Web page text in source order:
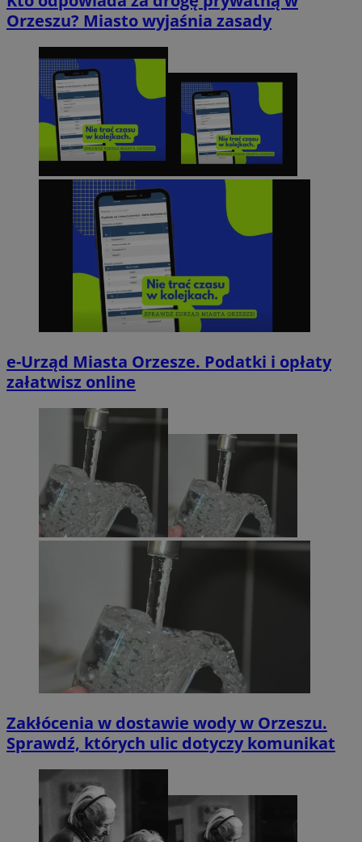
Orzeszu? Miasto wyjaśnia zasady
e-Urząd Miasta Orzesze. Podatki i opłaty
załatwisz online
Zakłócenia w dostawie wody w Orzeszu.
Sprawdź, których ulic dotyczy komunikat